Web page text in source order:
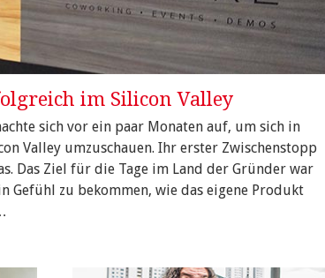
im Silicon Valley
sich vor ein paar Monaten auf, um sich in
Valley umzuschauen. Ihr erster Zwischenstopp
Das Ziel für die Tage im Land der Gründer war
Gefühl zu bekommen, wie das eigene Produkt